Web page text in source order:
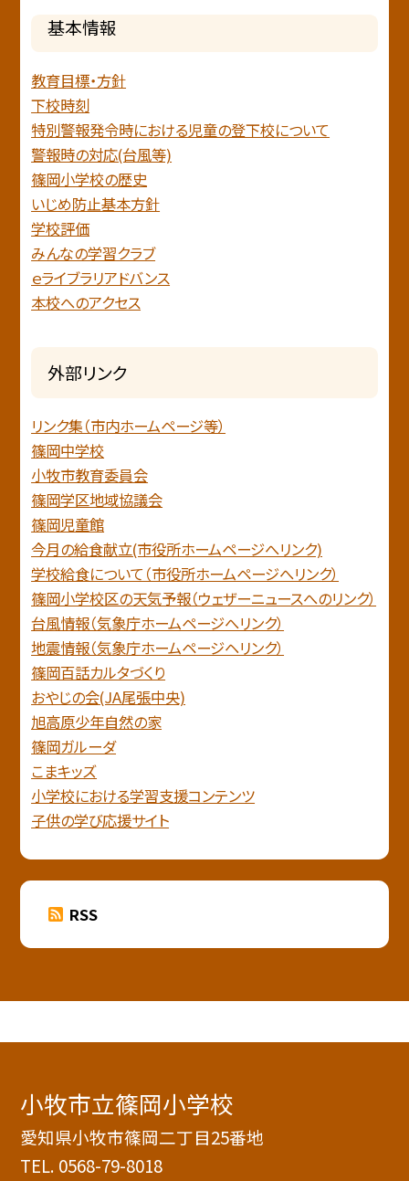
基本情報
教育目標・方針
下校時刻
特別警報発令時における児童の登下校について
警報時の対応(台風等)
篠岡小学校の歴史
いじめ防止基本方針
学校評価
みんなの学習クラブ
ｅライブラリアドバンス
本校へのアクセス
外部リンク
リンク集（市内ホームページ等）
篠岡中学校
小牧市教育委員会
篠岡学区地域協議会
篠岡児童館
今月の給食献立(市役所ホームページへリンク)
学校給食について（市役所ホームページへリンク）
篠岡小学校区の天気予報（ウェザーニュースへのリンク）
台風情報（気象庁ホームページへリンク）
地震情報（気象庁ホームページヘリンク）
篠岡百話カルタづくり
おやじの会(JA尾張中央)
旭高原少年自然の家
篠岡ガルーダ
こまキッズ
小学校における学習支援コンテンツ
子供の学び応援サイト
RSS
小牧市立篠岡小学校
愛知県小牧市篠岡二丁目25番地
TEL. 0568-79-8018